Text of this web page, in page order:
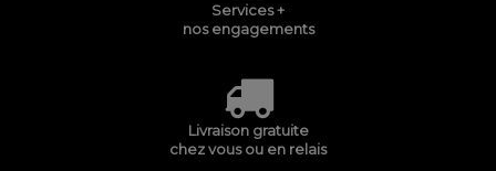
Services +
nos engagements
Livraison gratuite
chez vous ou en relais